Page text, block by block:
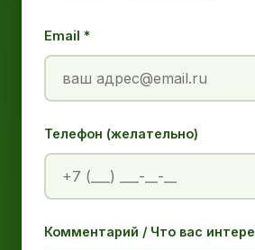
Email *
Телефон (желательно)
Комментарий / Что вас